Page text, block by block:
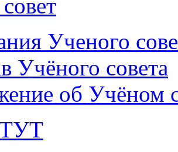
Ученого
Учёного совета
об Учёном